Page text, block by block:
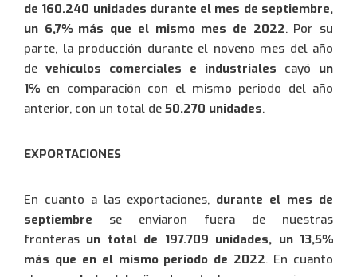
de 160.240 unidades durante el mes de septiembre,
un 6,7% más que el mismo mes de 2022. Por su
parte, la producción durante el noveno mes del año
de vehículos comerciales e industriales cayó un
1% en comparación con el mismo periodo del año
anterior, con un total de 50.270 unidades.
EXPORTACIONES
En cuanto a las exportaciones, durante el mes de
septiembre se enviaron fuera de nuestras
fronteras un total de 197.709 unidades, un 13,5%
más que en el mismo periodo de 2022. En cuanto